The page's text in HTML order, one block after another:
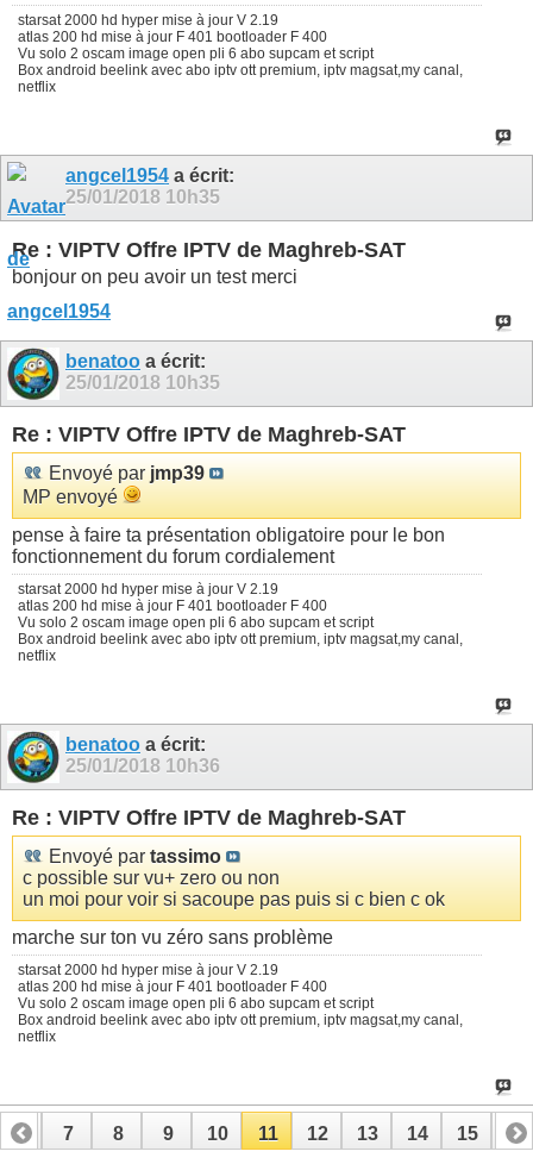
starsat 2000 hd hyper mise à jour V 2.19
atlas 200 hd mise à jour F 401 bootloader F 400
Vu solo 2 oscam image open pli 6 abo supcam et script
Box android beelink avec abo iptv ott premium, iptv magsat,my canal,
netflix
angcel1954 a écrit:
25/01/2018 10h35
Re : VIPTV Offre IPTV de Maghreb-SAT
bonjour on peu avoir un test merci
benatoo a écrit:
25/01/2018 10h35
Re : VIPTV Offre IPTV de Maghreb-SAT
Envoyé par jmp39
MP envoyé
pense à faire ta présentation obligatoire pour le bon
fonctionnement du forum cordialement
starsat 2000 hd hyper mise à jour V 2.19
atlas 200 hd mise à jour F 401 bootloader F 400
Vu solo 2 oscam image open pli 6 abo supcam et script
Box android beelink avec abo iptv ott premium, iptv magsat,my canal,
netflix
benatoo a écrit:
25/01/2018 10h36
Re : VIPTV Offre IPTV de Maghreb-SAT
Envoyé par tassimo
c possible sur vu+ zero ou non
un moi pour voir si sacoupe pas puis si c bien c ok
marche sur ton vu zéro sans problème
starsat 2000 hd hyper mise à jour V 2.19
atlas 200 hd mise à jour F 401 bootloader F 400
Vu solo 2 oscam image open pli 6 abo supcam et script
Box android beelink avec abo iptv ott premium, iptv magsat,my canal,
netflix
6 7 8 9 10 11 12 13 14 15 16